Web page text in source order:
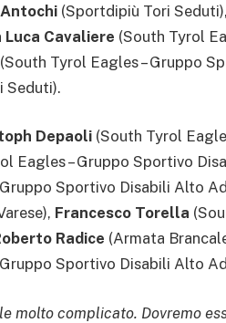
(Sportdipiù Tori Seduti),
Luca Cavaliere (South Tyrol
(South Tyrol Eagles – Gruppo
Seduti).
Depaoli (South Tyrol
Eagles – Gruppo Sportivo
Sportivo Disabili Alto
Francesco Torella
Radice (Armata
Sportivo Disabili Alto
molto complicato. Dovremo